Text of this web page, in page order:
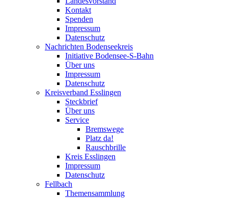
Kontakt
Spenden
Impressum
Datenschutz
Nachrichten Bodenseekreis
Initiative Bodensee-S-Bahn
Über uns
Impressum
Datenschutz
Kreisverband Esslingen
Steckbrief
Über uns
Service
Bremswege
Platz da!
Rauschbrille
Kreis Esslingen
Impressum
Datenschutz
Fellbach
Themensammlung